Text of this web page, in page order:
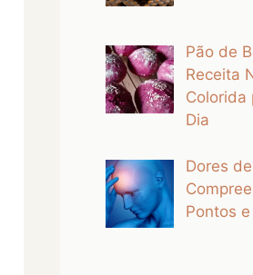
Pão de
Receita
Colorida
Dia
Dores
Pontos